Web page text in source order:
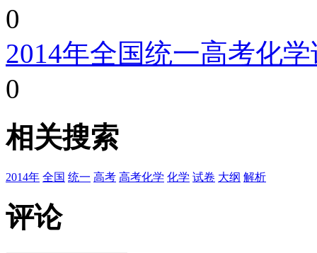
0
2014年全国统一高考化
0
相关搜索
2014年 全国 统一 高考 高考化学 化学 试卷 大纲 解析
评论